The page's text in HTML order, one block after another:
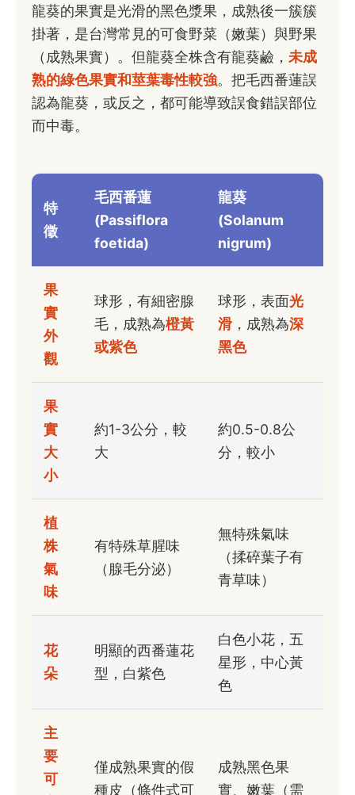
龍葵的果實是光滑的黑色漿果，成熟後一簇簇
掛著，是台灣常見的可食野菜（嫩葉）與野果
（成熟果實）。但龍葵全株含有龍葵鹼， 未成
熟的綠色果實和莖葉毒性較強。把毛西番蓮誤
認為龍葵，或反之，都可能導致誤食錯誤部位
而中毒。
特
徵
毛西番蓮
(Passiflora
foetida)
龍葵
(Solanum
nigrum)
果
實
外
觀
球形，有細密腺
毛，成熟為橙黃
或紫色
球形，表面光
滑 ，成熟為深
黑色
果
實
大
小
約1-3公分，較
大
約0.5-0.8公
分，較小
植
株
氣
味
有特殊草腥味
（腺毛分泌）
無特殊氣味
（揉碎葉子有
青草味）
花
朵
明顯的西番蓮花
型，白紫色
白色小花，五
星形，中心黃
色
主
要
可
僅成熟果實的假
種皮（條件式可
成熟黑色果
實、嫩葉（需